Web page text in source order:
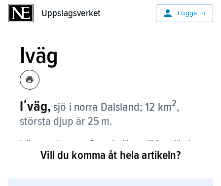
Uppslagsverket Logga in
Iväg
Iʹväg, sjö i norra Dalsland; 12 km2,
största djup är 25 m.
Iväg avvattnas av Stenebyälven till Laxsjön i
Upperudsälven och är reglerad.
Vill du komma åt hela artikeln?